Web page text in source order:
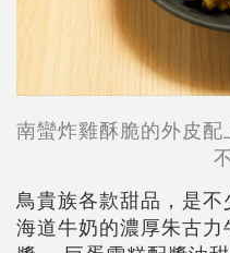
南蠻炸雞酥脆的外皮
鳥貴族各款甜品，是
海道牛奶的濃厚朱古